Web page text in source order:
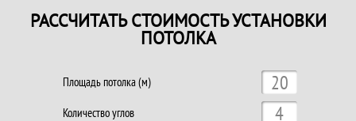
РАССЧИТАТЬ СТОИМОСТЬ УСТАНОВКИ
ПОТОЛКА
Площадь потолка (м)
Количество углов